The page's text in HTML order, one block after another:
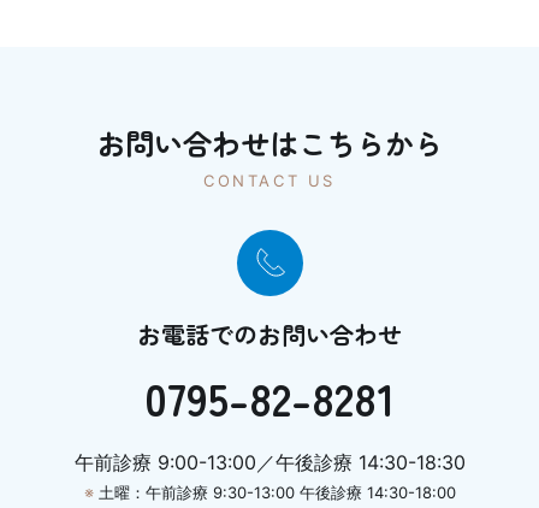
お問い合わせはこちらから
CONTACT US
お電話でのお問い合わせ
0795-82-8281
午前診療 9:00-13:00／午後診療 14:30-18:30
※土曜：午前診療 9:30-13:00 午後診療 14:30-18:00